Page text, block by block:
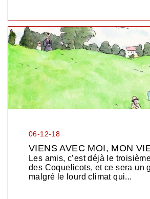
06-12-18
VIENS AVEC MOI, MON
Les amis, c’est déjà le
des Coquelicots, et ce sera un
malgré le lourd climat qui...